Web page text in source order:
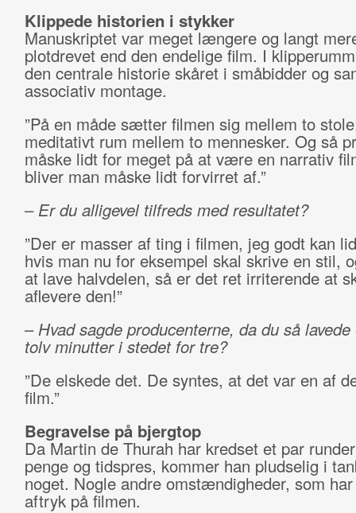
Klippede historien i stykker
Manuskriptet var meget længere og langt
plotdrevet end den endelige film. I
den centrale historie skåret i småbidder og
associativ montage.
”På en måde sætter filmen sig mellem to
meditativt rum mellem to mennesker. Og så
måske lidt for meget på at være en narrativ
bliver man måske lidt forvirret af.”
–Er du alligevel tilfreds med resultatet?
”Der er masser af ting i filmen, jeg godt kan
hvis man nu for eksempel skal skrive en stil,
at lave halvdelen, så er det ret irriterende at
aflevere den!”
–Hvad sagde producenterne, da du så
tolv minutter i stedet for tre?
”De elskede det. De syntes, at det var en af
film.”
Begravelse på bjergtop
Da Martin de Thurah har kredset et par
penge og tidspres, kommer han pludselig i
noget. Nogle andre omstændigheder, som
aftryk på filmen.